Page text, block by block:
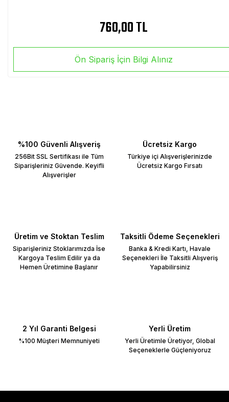
760,00 TL
Ön Sipariş İçin Bilgi Alınız
%100 Güvenli Alışveriş
256Bit SSL Sertifikası ile Tüm
Siparişleriniz Güvende. Keyifli
Alışverişler
Ücretsiz Kargo
Türkiye içi Alışverişlerinizde
Ücretsiz Kargo Fırsatı
Üretim ve Stoktan Teslim
Siparişleriniz Stoklarımızda İse
Kargoya Teslim Edilir ya da
Hemen Üretimine Başlanır
Taksitli Ödeme Seçenekleri
Banka & Kredi Kartı, Havale
Seçenekleri İle Taksitli Alışveriş
Yapabilirsiniz
2 Yıl Garanti Belgesi
%100 Müşteri Memnuniyeti
Yerli Üretim
Yerli Üretimle Üretiyor, Global
Seçeneklerle Güçleniyoruz